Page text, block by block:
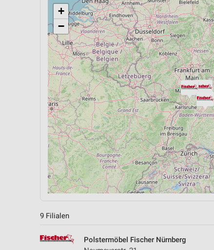
+
−
9 Filialen
Polstermöbel Fischer Nürnberg